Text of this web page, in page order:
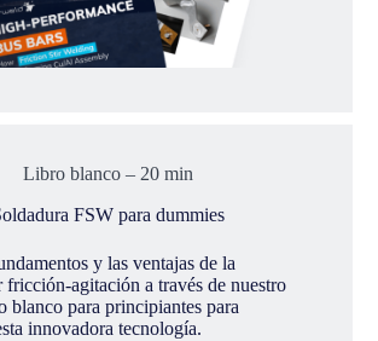
Libro blanco – 20 min
FSW para dummies
y las ventajas de la
fricción-agitación a través de nuestro
blanco para principiantes para
innovadora tecnología.